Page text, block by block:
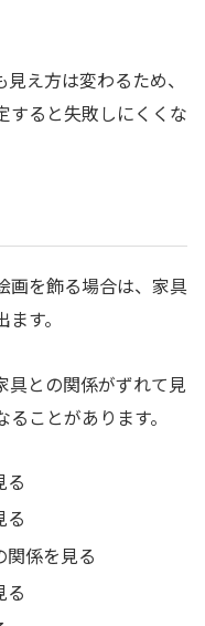
え方は変わるため、
すると失敗しにくくな
画を飾る場合は、家具
す。
具との関係がずれて見
ことがあります。
る
る
関係を見る
る